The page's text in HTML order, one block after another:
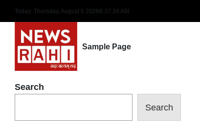
content
Today: Thursday, August 6 20266:37:35 AM
Sample Page
Search
Search